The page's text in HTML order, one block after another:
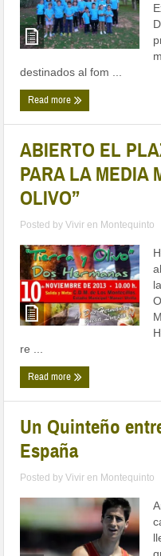
destinados al fom ...
Read more
ABIERTO EL
PARA LA MEDIA
OLIVO”
Posted byVivir en Montequinto
re ...
Read more
Un Quinteño
España
Posted byVivir en Montequinto